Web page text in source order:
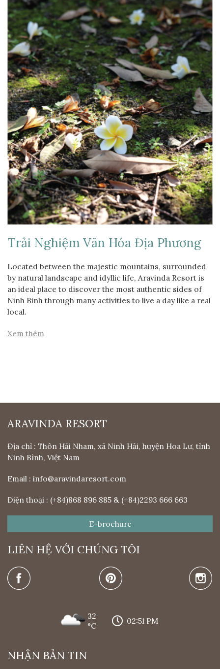
Trải Nghiệm Văn Hóa Địa Phương
Located between the majestic mountains, surrounded
by natural landscape and idyllic life, Aravinda Resort is
an ideal place to discover the most authentic sides of
Ninh Binh through many activities to live a day like a real
local.
Xem thêm
ARAVINDA RESORT
Địa chỉ : Thôn Hải Nham, xã Ninh Hải, huyện Hoa Lư, tỉnh
Ninh Bình, Việt Nam
Email : info@aravindaresort.com
Điện thoại : (+84)868 896 885 & (+84)2293 666 663
E-brochure
LIÊN HỆ VỚI CHÚNG TÔI
32
°C
02:51 PM
NHẬN BẢN TIN